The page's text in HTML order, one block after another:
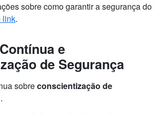
sobre como garantir a segurança do
link.
e
de Segurança
sobreconscientização de